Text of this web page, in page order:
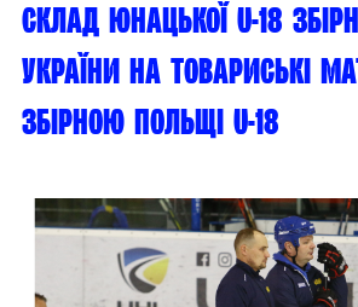
Склад юнацької U-18
України на товариські
збірною Польщі U-18